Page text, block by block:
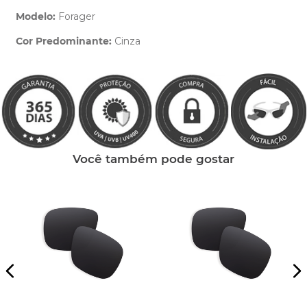
Modelo: Forager
Cor Predominante: Cinza
Você também pode gostar